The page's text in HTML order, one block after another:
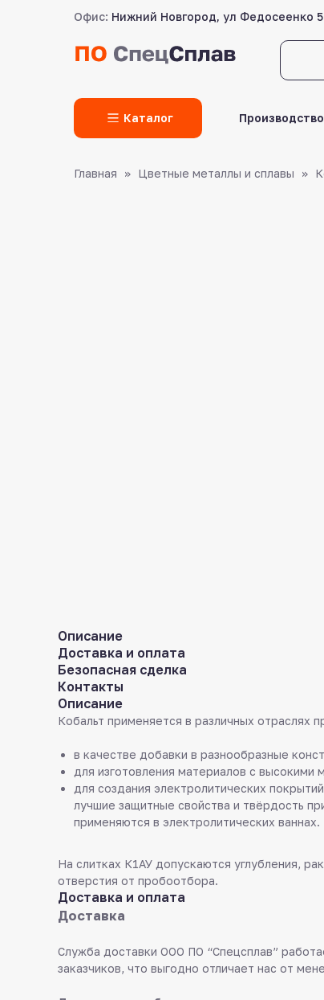
Офис: Нижний Новгород, ул Федосеенко
LET'S GO! Производство
Каталог
Главная Цветные металлы и сплавы
Описание
Доставка и оплата
Безопасная сделка
Контакты
Описание
Кобальт применяется в различных отраслях
в качестве добавки в разнообразные
для изготовления материалов с высокими
для создания электролитических
лучшие защитные свойства и твёрдость
применяются в электролитических
На слитках К1АУ допускаются углубления,
отверстия от пробоотбора.
Доставка и оплата
Доставка
Служба доставки ООО ПО “Спецсплав”
заказчиков, что выгодно отличает нас от